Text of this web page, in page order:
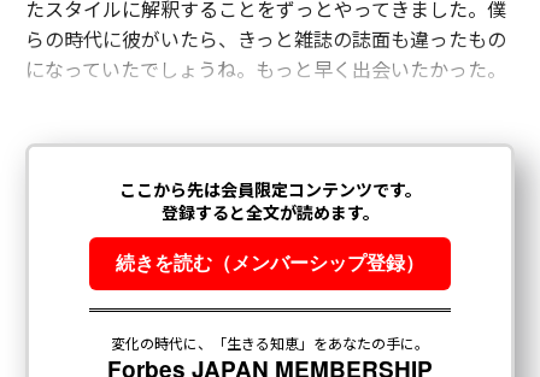
たスタイルに解釈することをずっとやってきました。僕
らの時代に彼がいたら、きっと雑誌の誌面も違ったもの
になっていたでしょうね。もっと早く出会いたかった。